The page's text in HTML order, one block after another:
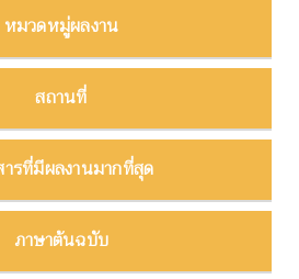
วิชาการ
1
าการ
23
าการ
หมวดหมู่ผลงาน
8
สถานที่
11
ารที่มีผลงานมากที่สุด
ภาษาต้นฉบับ